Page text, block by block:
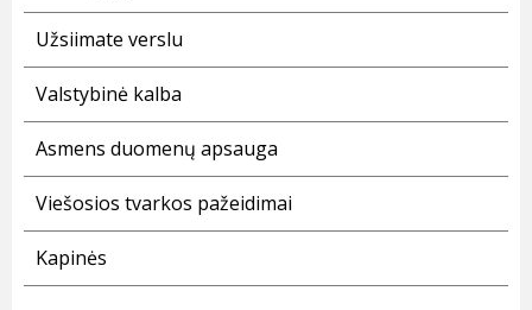
Užsiimate verslu
Valstybinė kalba
Asmens duomenų apsauga
Viešosios tvarkos pažeidimai
Kapinės